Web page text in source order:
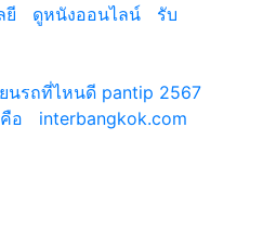
ยี
ดูหนังออนไลน์
รับ
นรถที่ไหนดี pantip 2567
อ
interbangkok.com